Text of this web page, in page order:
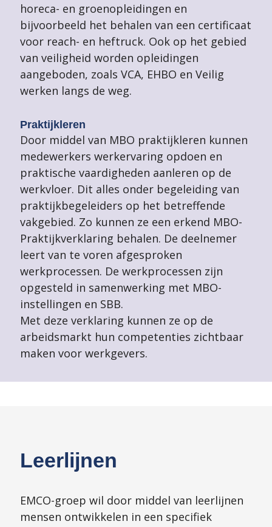
horeca- en groenopleidingen en
bijvoorbeeld het behalen van een certificaat
voor reach- en heftruck. Ook op het gebied
van veiligheid worden opleidingen
aangeboden, zoals VCA, EHBO en Veilig
werken langs de weg.
Praktijkleren
Door middel van MBO praktijkleren kunnen
medewerkers werkervaring opdoen en
praktische vaardigheden aanleren op de
werkvloer. Dit alles onder begeleiding van
praktijkbegeleiders op het betreffende
vakgebied. Zo kunnen ze een erkend MBO-
Praktijkverklaring behalen. De deelnemer
leert van te voren afgesproken
werkprocessen. De werkprocessen zijn
opgesteld in samenwerking met MBO-
instellingen en SBB.
Met deze verklaring kunnen ze op de
arbeidsmarkt hun competenties zichtbaar
maken voor werkgevers.
Leerlijnen
EMCO-groep wil door middel van leerlijnen
mensen ontwikkelen in een specifiek